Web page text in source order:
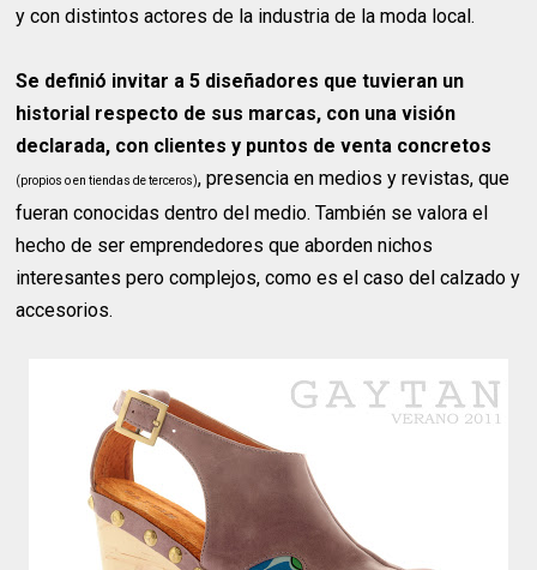
y con distintos actores de la industria de la moda local.
Se definió invitar a 5 diseñadores que tuvieran un
historial respecto de sus marcas, con una visión
declarada, con clientes y puntos de venta concretos
(propios o en tiendas de terceros), presencia en medios y revistas, que
fueran conocidas dentro del medio. También se valora el
hecho de ser emprendedores que aborden nichos
interesantes pero complejos, como es el caso del calzado y
accesorios.